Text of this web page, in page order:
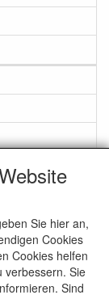
Sie hier an,
Cookies
Cookies helfen
verbessern. Sie
Sind